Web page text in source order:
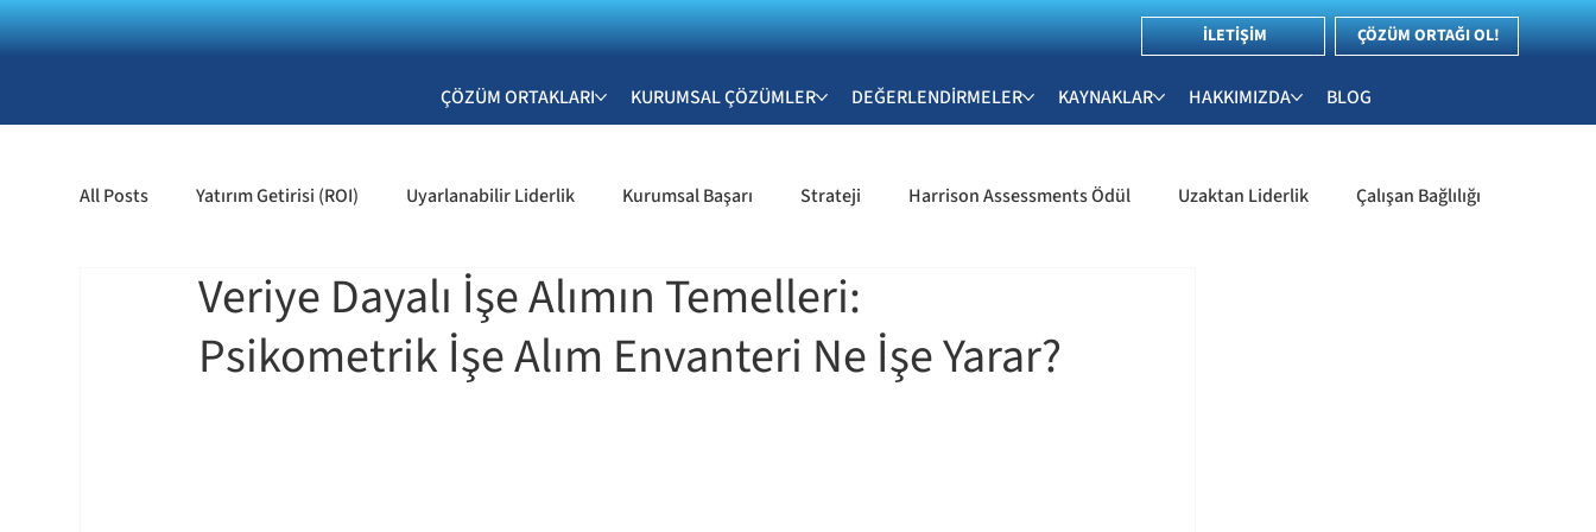
ÇÖZÜM ORTAĞI OL!
İLETİŞİM
ÇÖZÜM ORTAKLARI KURUMSAL ÇÖZÜMLER DEĞERLENDİRMELER KAYNAKLAR HAKKIMIZDA BLOG
All Posts Yatırım Getirisi (ROI) Uyarlanabilir Liderlik Kurumsal Başarı Strateji Harrison Assessments Ödül Uzaktan Liderlik Çalışan Bağlılığı
Yetenek Kazanımı ve Tutundurma Kişisel Gelişim & İletişim Becerile Kariyer Gelişimi & Profesyonel Bece
Liderlik Gelişimi
Veriye Dayalı İşe Alımın Temelleri:
Psikometrik İşe Alım Envanteri Ne İşe Yarar?